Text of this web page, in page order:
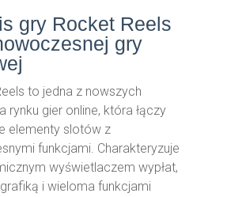
gry Rocket Reels
gry
to jedna z nowszych
rynku gier online, która łączy
elementy slotów z
funkcjami. Charakteryzuje
wyświetlaczem wypłat,
i wieloma funkcjami